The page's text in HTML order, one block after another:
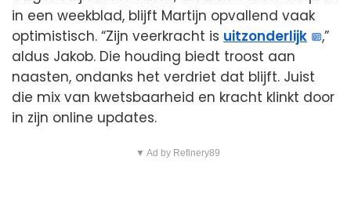
in een weekblad, blijft Martijn opvallend vaak
optimistisch. “Zijn veerkracht is uitzonderlijk
,”
aldus Jakob. Die houding biedt troost aan
naasten, ondanks het verdriet dat blijft. Juist
die mix van kwetsbaarheid en kracht klinkt door
in zijn online updates.
▼ Ad by Refinery89